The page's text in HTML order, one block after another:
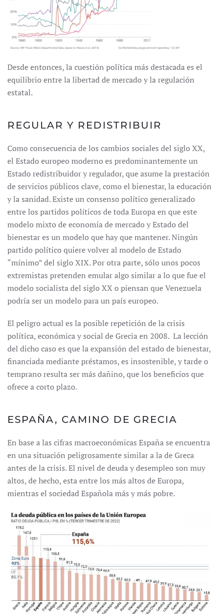
Desde entonces, la cuestión política más destacada es el
equilibrio entre la libertad de mercado y la regulación
estatal.
REGULAR Y REDISTRIBUIR
Como consecuencia de los cambios sociales del siglo XX,
el Estado europeo moderno es predominantemente un
Estado redistribuidor y regulador, que asume la prestación
de servicios públicos clave, como el bienestar, la educación
y la sanidad. Existe un consenso político generalizado
entre los partidos políticos de toda Europa en que este
modelo mixto de economía de mercado y Estado del
bienestar es un modelo que hay que mantener. Ningún
partido político quiere volver al modelo de Estado
“mínimo” del siglo XIX. Por otra parte, sólo unos pocos
extremistas pretenden emular algo similar a lo que fue el
modelo socialista del siglo XX o piensan que Venezuela
podría ser un modelo para un país europeo.
El peligro actual es la posible repetición de la crisis
política, económica y social de Grecia en 2008. La lección
del dicho caso es que la expansión del estado de bienestar,
financiada mediante préstamos, es insostenible, y tarde o
temprano resulta ser más dañino, que los beneficios que
ofrece a corto plazo.
ESPAÑA, CAMINO DE GRECIA
En base a las cifras macroeconómicas España se encuentra
en una situación peligrosamente similar a la de Greca
antes de la crisis. El nivel de deuda y desempleo son muy
altos, de hecho, esta entre los más altos de Europa,
mientras el sociedad Española más y más pobre.